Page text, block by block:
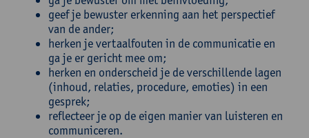
geef je bewuster erkenning aan het perspectief
van de ander;
herken je vertaalfouten in de communicatie en
ga je er gericht mee om;
herken en onderscheid je de verschillende lagen
(inhoud, relaties, procedure, emoties) in een
gesprek;
reflecteer je op de eigen manier van luisteren en
communiceren.